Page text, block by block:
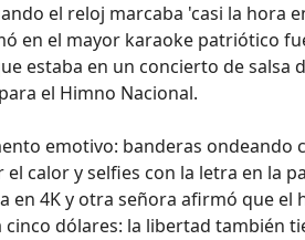
el reloj marcaba 'casi la hora
en el mayor karaoke patriótico
estaba en un concierto de
el Himno Nacional.
emotivo: banderas ondeando
el calor y selfies con la letra en la
en 4K y otra señora afirmó que
cinco dólares: la libertad también